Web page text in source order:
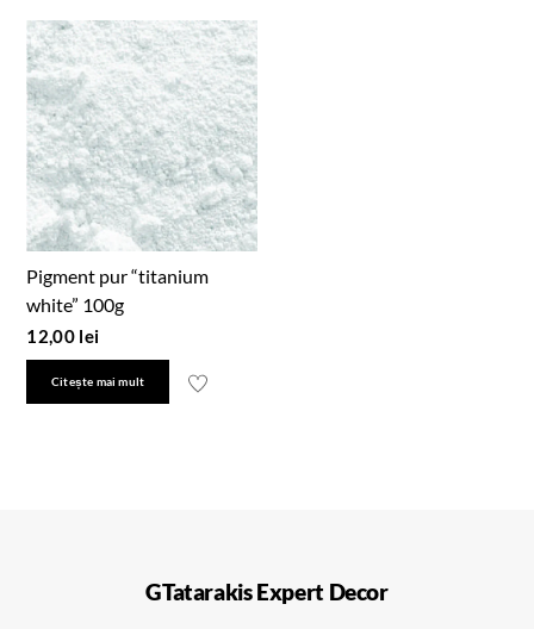
Pigment pur “titanium
white” 100g
12,00 lei
Citește mai mult
GTatarakis Expert Decor